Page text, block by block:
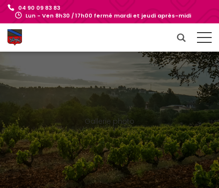
04 90 09 83 83
Lun - Ven 8h30 / 17h00 fermé mardi et jeudi après-midi
Gallerie photo